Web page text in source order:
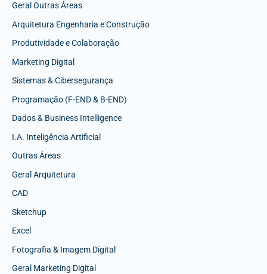
Geral Outras Áreas
Arquitetura Engenharia e Construção
Produtividade e Colaboração
Marketing Digital
Sistemas & Cibersegurança
Programação (F-END & B-END)
Dados & Business Intelligence
I.A. Inteligência Artificial
Outras Áreas
Geral Arquitetura
CAD
Sketchup
Excel
Fotografia & Imagem Digital
Geral Marketing Digital